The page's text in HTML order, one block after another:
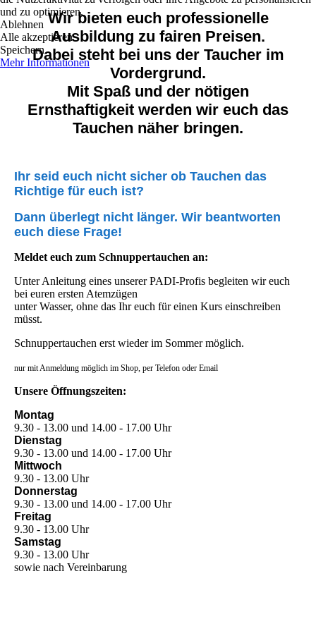
Wir bieten euch professionelle
Ausbildung zu fairen Preisen.
Dabei steht bei uns der Taucher im
Vordergrund.
Mit Spaß und der nötigen
Ernsthaftigkeit werden wir euch das
Tauchen näher bringen.
Ihr seid euch nicht sicher ob Tauchen das
Richtige für euch ist?
Dann überlegt nicht länger. Wir beantworten
euch diese Frage!
Meldet euch zum Schnuppertauchen an:
Unter Anleitung eines unserer PADI-Profis begleiten wir euch
bei euren ersten Atemzügen
unter Wasser, ohne das Ihr euch für einen Kurs einschreiben
müsst.
Schnuppertauchen erst wieder im Sommer möglich.
nur mit Anmeldung möglich im Shop, per Telefon oder Email
Unsere Öffnungszeiten:
Montag
9.30 - 13.00 und 14.00 - 17.00 Uhr
Dienstag
9.30 - 13.00 und 14.00 - 17.00 Uhr
Mittwoch
9.30 - 13.00 Uhr
Donnerstag
9.30 - 13.00 und 14.00 - 17.00 Uhr
Freitag
9.30 - 13.00 Uhr
Samstag
9.30 - 13.00 Uhr
sowie nach Vereinbarung
und zu optimieren.
Ablehnen
Alle akzeptieren
Speichern
Mehr Informationen